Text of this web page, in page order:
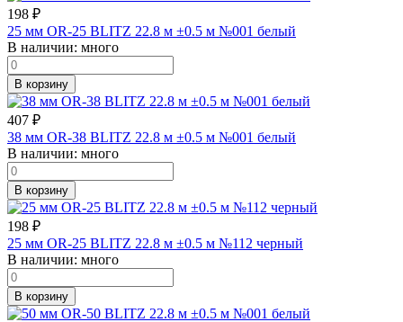
198 ₽
25 мм OR-25 BLITZ 22.8 м ±0.5 м №001 белый
В наличии: много
В корзину
407 ₽
38 мм OR-38 BLITZ 22.8 м ±0.5 м №001 белый
В наличии: много
В корзину
198 ₽
25 мм OR-25 BLITZ 22.8 м ±0.5 м №112 черный
В наличии: много
В корзину